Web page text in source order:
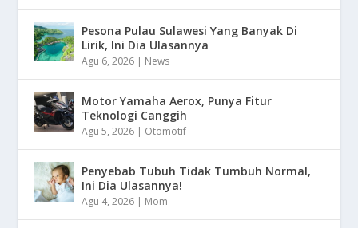
Pesona Pulau Sulawesi Yang Banyak Di
Lirik, Ini Dia Ulasannya
Agu 6, 2026 | News
Motor Yamaha Aerox, Punya Fitur
Teknologi Canggih
Agu 5, 2026 | Otomotif
Penyebab Tubuh Tidak Tumbuh Normal,
Ini Dia Ulasannya!
Agu 4, 2026 | Mom